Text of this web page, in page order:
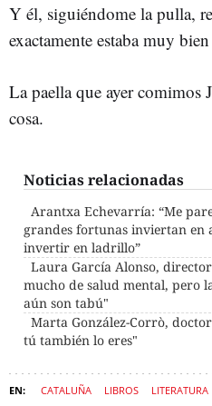
Y él, siguiéndome la pulla,
exactamente estaba muy
La paella que ayer comimos
cosa.
Noticias relacionadas
Arantxa Echevarría: “Me
grandes fortunas inviertan en
invertir en ladrillo”
Laura García Alonso,
mucho de salud mental, pero
aún son tabú"
Marta González-Corrò,
tú también lo eres"
CATALUÑA LIBROS LITERATURA